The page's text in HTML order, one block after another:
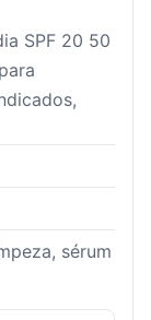
SPF 20 50
sérum